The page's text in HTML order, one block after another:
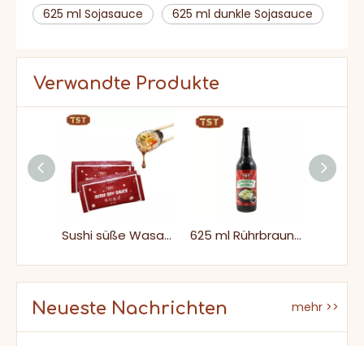
625 ml Sojasauce
625 ml dunkle Sojasauce
Verwandte Produkte
Sushi süße Wasabi Sojasauce 625 ml Rührbraun Familiengröße Glasflaschenverpackung Süße, nicht gentechnisch glutenfreie Sojasauce
Neueste Nachrichten mehr >>